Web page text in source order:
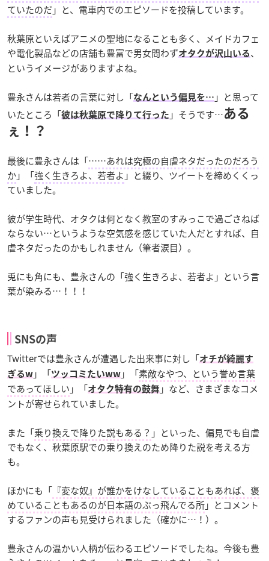
ていたのだ 」と、電車内でのエピソードを投稿しています。
秋葉原といえばアニメの聖地になることも多く、メイドカフェ
や電化製品などの店舗も豊富で男女問わずオタクが沢山いる 、
というイメージがありますよね。
豊永さんは若者の言葉に対し「なんという偏見を… 」と思って
いたところ「彼は秋葉原で降りて行った 」そうです…ある
ぇ！？
最後に豊永さんは「……あれは究極の自虐ネタだったのだろう
か」「強く生きろよ、若者よ 」と綴り、ツイートを締めくくっ
ていました。
彼が学生時代、オタクは何となく教室のすみっこで過ごさねば
ならない…というような空気感を感じていた人だとすれば、自
虐ネタだったのかもしれません（筆者涙目）。
兎にも角にも、豊永さんの「強く生きろよ、若者よ」という言
葉が染みる…！！！
SNSの声
Twitterでは豊永さんが遭遇した出来事に対し「オチが綺麗す
ぎるw 」「ツッコミたいww 」「素敵なやつ、という誉め言葉
であってほしい 」「オタク特有の鼓舞 」など、さまざまなコメ
ントが寄せられていました。
また「乗り換えで降りた説もある？ 」といった、偏見でも自虐
でもなく、秋葉原駅での乗り換えのため降りた説を考える方
も。
ほかにも「 『変な奴』が誰かをけなしていることもあれば、褒
めていることもあるのが日本語のぶっ飛んでる所」とコメント
するファンの声も見受けられました（確かに…！）。
豊永さんの温かい人柄が伝わるエピソードでしたね。今後も豊